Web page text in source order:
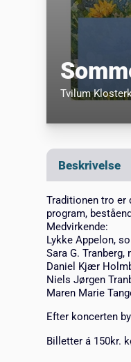
Tvilum
Beskrivelse
Traditionen tro er
program,
Medvirkende:
Lykke Appelon,
Sara G. Tranberg,
Daniel Kjær
Niels Jørgen
Maren Marie
Efter koncerten
Billetter á 150kr.